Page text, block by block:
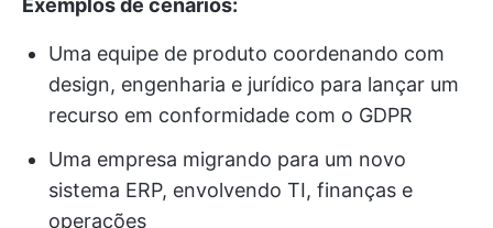
Exemplos de cenários:
Uma equipe de produto coordenando com
design, engenharia e jurídico para lançar um
recurso em conformidade com o GDPR
Uma empresa migrando para um novo
sistema ERP, envolvendo TI, finanças e
operações